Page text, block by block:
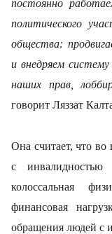
постоянно
политического
общества:
и внедряем систему
наших прав,
говорит Ляззат
Она считает, что во
с
колоссальная
финансовая
обращения людей с